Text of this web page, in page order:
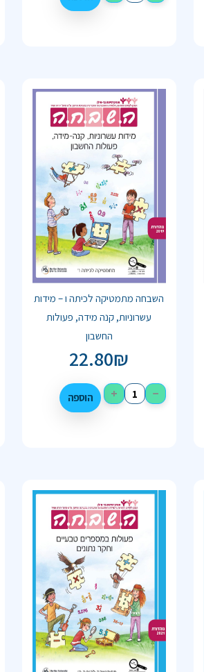
השבחה מתמטיקה לכיתה ו – מידות
עשרוניות, קנה מידה, פעולות
החשבון
22.80₪
−
+ הוספה